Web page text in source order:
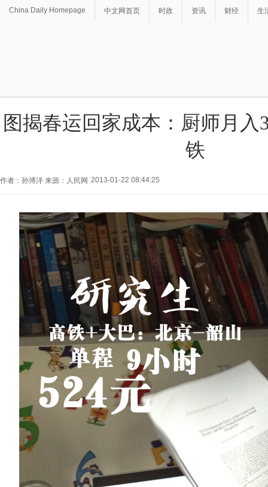
China Daily Homepage 中文网首页 时政 资讯 财经 生
图揭春运回家成本：厨师月入
铁
作者：孙博洋 来源：人民网 2013-01-22 08:44:25